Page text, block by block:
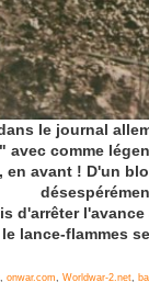
le journal
avec comme
en avant ! D'un
d'arrêter
lance-flammes
onwar.com Worldwar-2.net